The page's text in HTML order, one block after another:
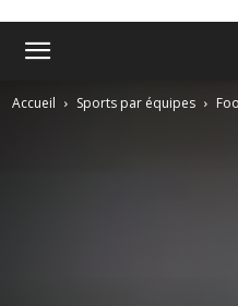
Accueil Sports par équipes